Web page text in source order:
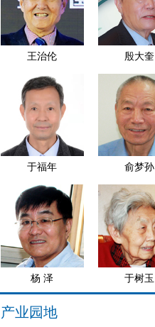
王治伦 殷大奎
于福年 俞梦孙
杨 泽 于树玉
产业园地